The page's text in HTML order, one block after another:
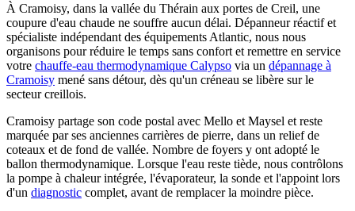
À Cramoisy, dans la vallée du Thérain aux portes de Creil, une
coupure d'eau chaude ne souffre aucun délai. Dépanneur réactif et
spécialiste indépendant des équipements Atlantic, nous nous
organisons pour réduire le temps sans confort et remettre en service
votre chauffe-eau thermodynamique Calypso via un dépannage à
Cramoisy mené sans détour, dès qu'un créneau se libère sur le
secteur creillois.
Cramoisy partage son code postal avec Mello et Maysel et reste
marquée par ses anciennes carrières de pierre, dans un relief de
coteaux et de fond de vallée. Nombre de foyers y ont adopté le
ballon thermodynamique. Lorsque l'eau reste tiède, nous contrôlons
la pompe à chaleur intégrée, l'évaporateur, la sonde et l'appoint lors
d'un diagnostic complet, avant de remplacer la moindre pièce.